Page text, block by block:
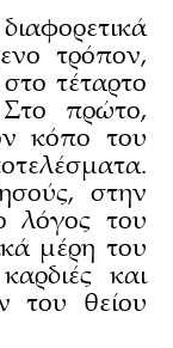
τρόπον,
τέταρτο
πρώτο,
κόπο του
στην
λόγος του
μέρη του
και
του θείου